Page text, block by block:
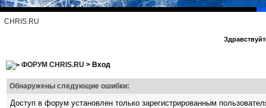
CHRIS.RU
ФОРУМ CHRIS.RU > Вход
Обнаружены следующие ошибки:
Доступ в форум установлен только зарегистрированным